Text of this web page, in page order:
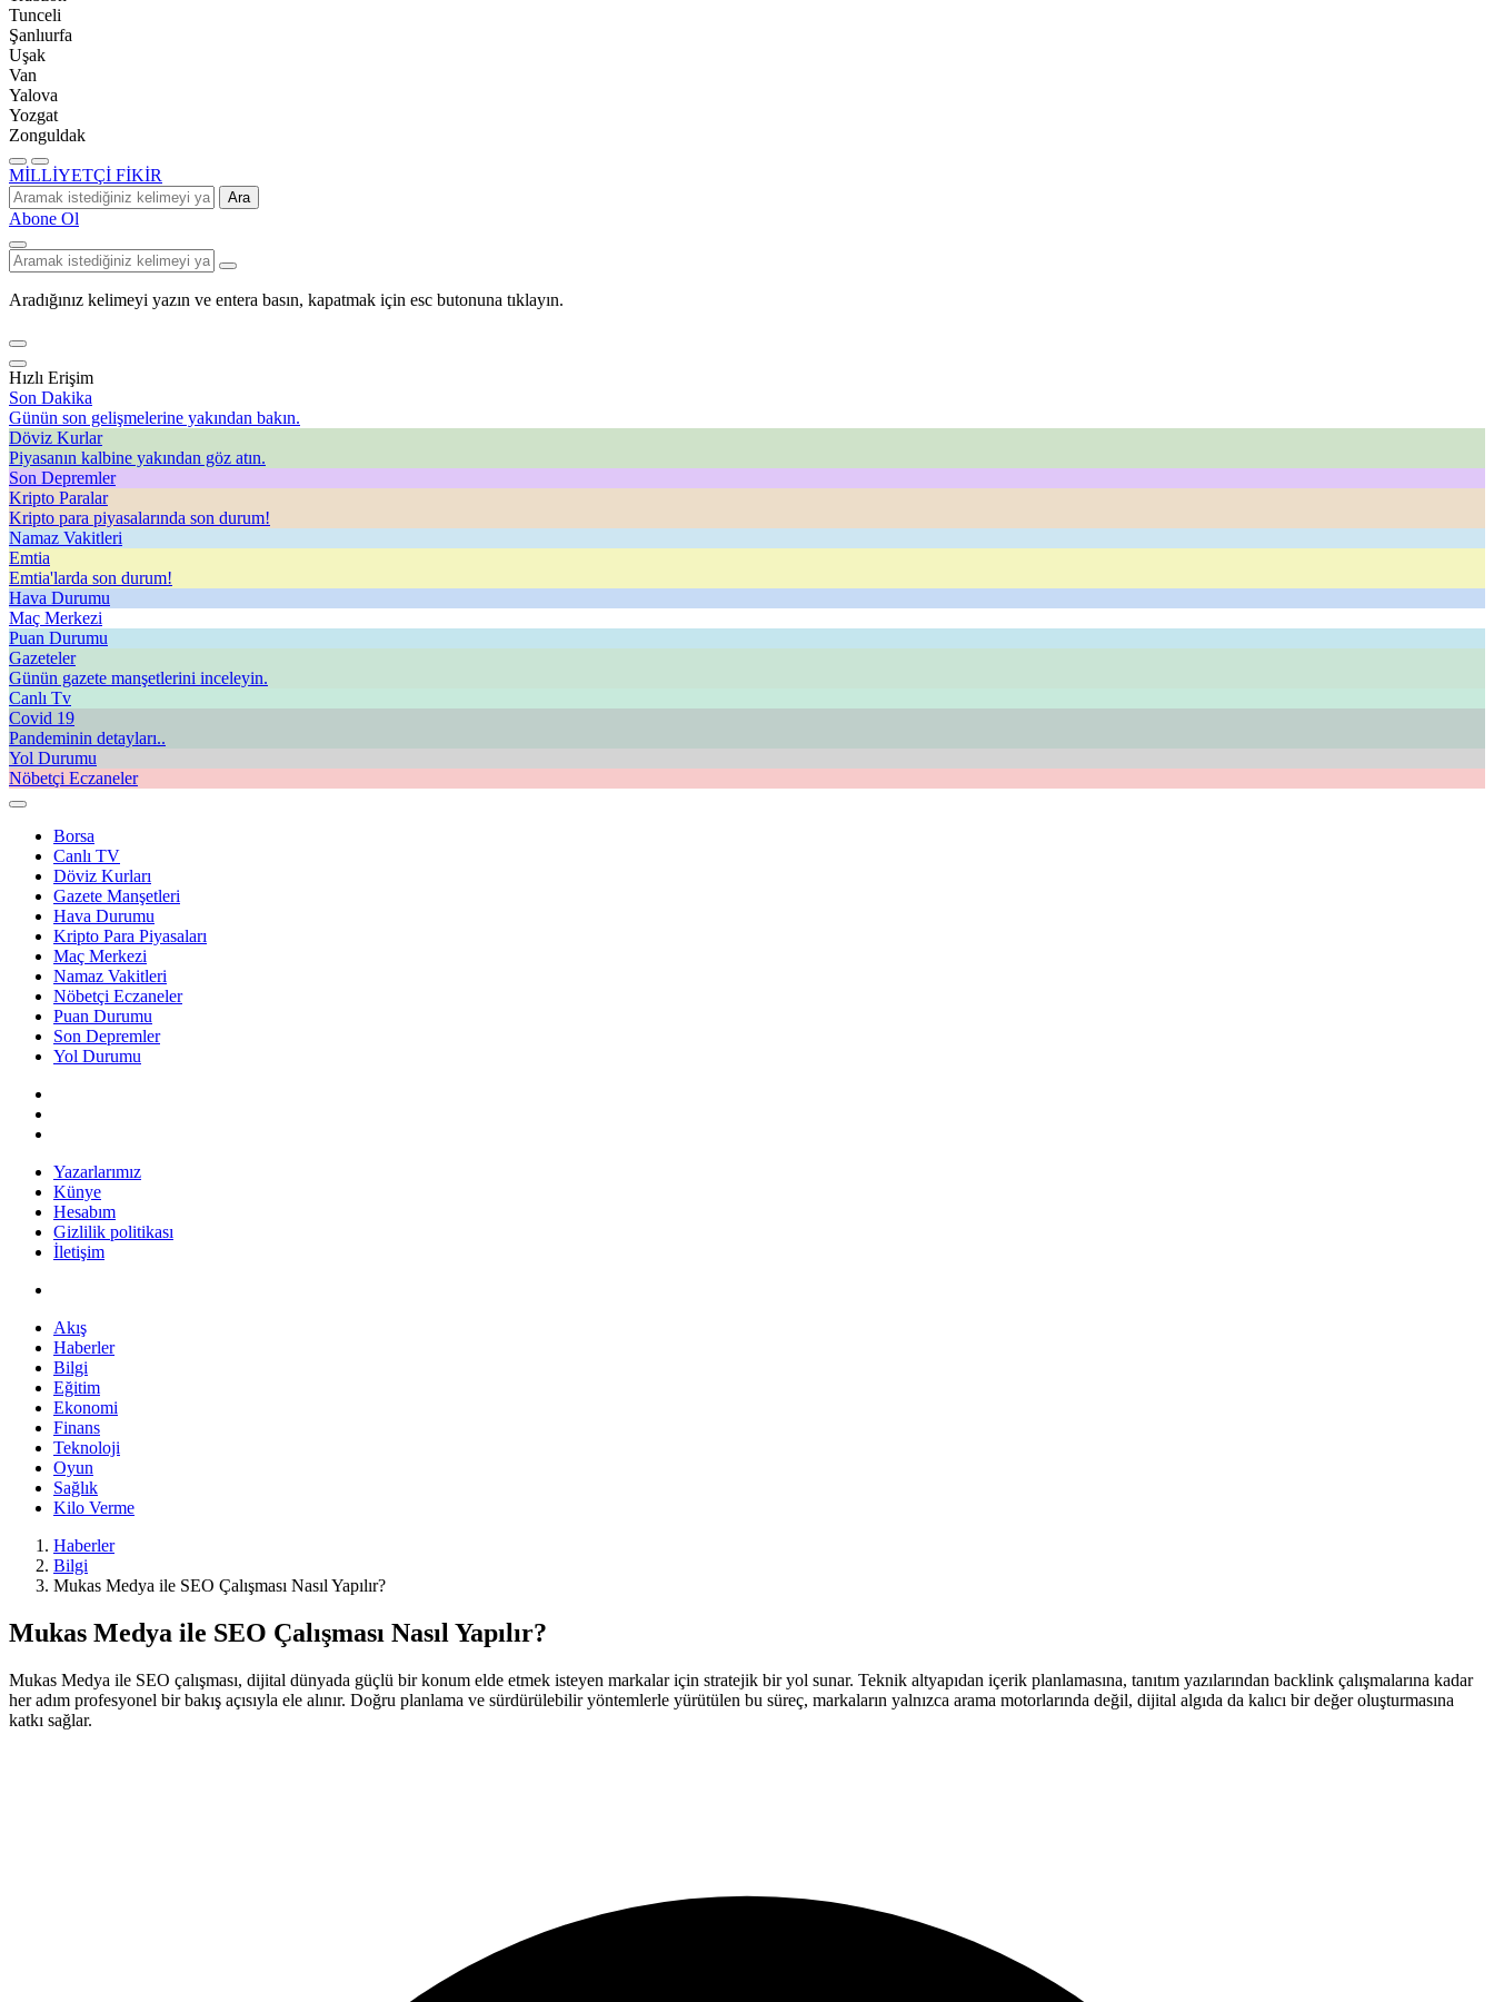
Tunceli
Şanlıurfa
Uşak
Van
Yalova
Yozgat
Zonguldak
MİLLİYETÇİ FİKİR
Ara
Abone Ol
Aradığınız kelimeyi yazın ve entera basın, kapatmak için esc butonuna tıklayın.
Hızlı Erişim
Son Dakika
Günün son gelişmelerine yakından bakın.
Döviz Kurlar
Piyasanın kalbine yakından göz atın.
Son Depremler
Kripto Paralar
Kripto para piyasalarında son durum!
Namaz Vakitleri
Emtia
Emtia'larda son durum!
Hava Durumu
Maç Merkezi
Puan Durumu
Gazeteler
Günün gazete manşetlerini inceleyin.
Canlı Tv
Covid 19
Pandeminin detayları..
Yol Durumu
Nöbetçi Eczaneler
Borsa
Canlı TV
Döviz Kurları
Gazete Manşetleri
Hava Durumu
Kripto Para Piyasaları
Maç Merkezi
Namaz Vakitleri
Nöbetçi Eczaneler
Puan Durumu
Son Depremler
Yol Durumu
Yazarlarımız
Künye
Hesabım
Gizlilik politikası
İletişim
Akış
Haberler
Bilgi
Eğitim
Ekonomi
Finans
Teknoloji
Oyun
Sağlık
Kilo Verme
Haberler
Bilgi
Mukas Medya ile SEO Çalışması Nasıl Yapılır?
Mukas Medya ile SEO Çalışması Nasıl Yapılır?
Mukas Medya ile SEO çalışması, dijital dünyada güçlü bir konum elde etmek isteyen markalar için stratejik bir yol sunar. Teknik altyapıdan içerik planlamasına, tanıtım yazılarından backlink çalışmalarına kadar
her adım profesyonel bir bakış açısıyla ele alınır. Doğru planlama ve sürdürülebilir yöntemlerle yürütülen bu süreç, markaların yalnızca arama motorlarında değil, dijital algıda da kalıcı bir değer oluşturmasına
katkı sağlar.